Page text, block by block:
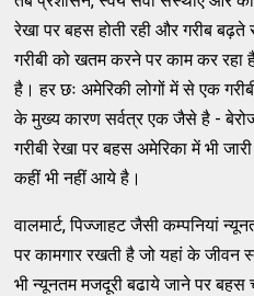
रेखा पर बहस होती रही और गरीब
गरीबी को खतम करने पर काम कर रहा
है। हर छः अमेरिकी लोगों में से एक
के मुख्‍य कारण सर्वत्र एक जैसे है -
गरीबी रेखा पर बहस अमेरिका में भी
कहीं भी नहीं आये है।
वालमार्ट, पिज्‍जाहट जैसी कम्‍पनियां
पर कामगार रखती है जो यहां के
भी न्‍यूनतम मजदूरी बढाये जाने पर